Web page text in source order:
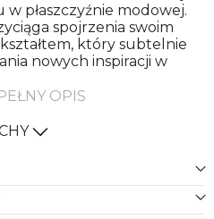
płaszczyźnie modowej.
spojrzenia swoim
który subtelnie
nowych inspiracji w
trwałość, stabilność i
Kiedy chcesz podkreślić
siebie, srebrny kolor
dodaje zegarkowi
podkreślając
OPIS